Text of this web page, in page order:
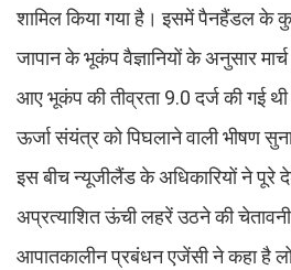
शामिल किया गया है। इसमें पैनहैंडल के
जापान के भूकंप वैज्ञानियों के अनुसार मार्च
आए भूकंप की तीव्रता 9.0 दर्ज की गई
ऊर्जा संयंत्र को पिघलाने वाली भीषण
इस बीच न्यूजीलैंड के अधिकारियों ने पूरे
अप्रत्याशित ऊंची लहरें उठने की
आपातकालीन प्रबंधन एजेंसी ने कहा है